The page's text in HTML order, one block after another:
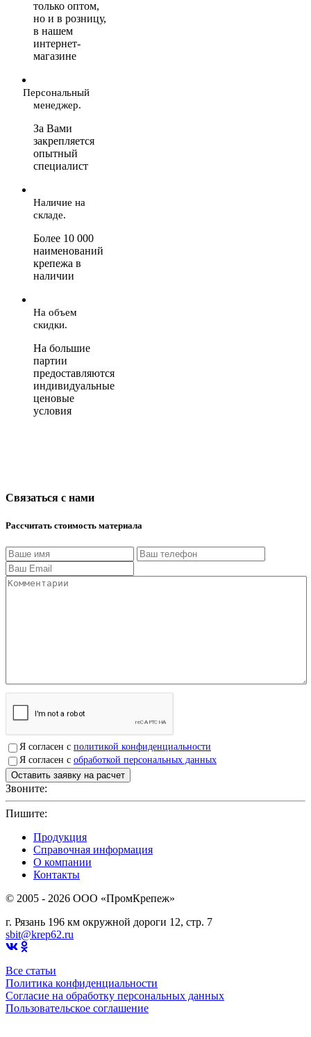
только оптом,
но и в розницу,
в нашем
интернет-
магазине
Персональный
менеджер.
За Вами
закрепляется
опытный
специалист
Наличие на
складе.
Более 10 000
наименований
крепежа в
наличии
На объем
скидки.
На большие
партии
предоставляются
индивидуальные
ценовые
условия
Связаться с нами
Рассчитать стоимость материала
Я согласен с политикой конфиденциальности
Я согласен с обработкой персональных данных
Звоните:
Пишите:
Продукция
Справочная информация
О компании
Контакты
© 2005 - 2026 OOO «ПромКрепеж»
г. Рязань 196 км окружной дороги 12, стр. 7
sbit@krep62.ru
Все статьи
Политика конфиденциальности
Согласие на обработку персональных данных
Пользовательское соглашение